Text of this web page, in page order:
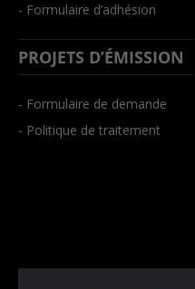
- Formulaire d’adhésion
PROJETS D’ÉMISSION
- Formulaire de demande
- Politique de traitement